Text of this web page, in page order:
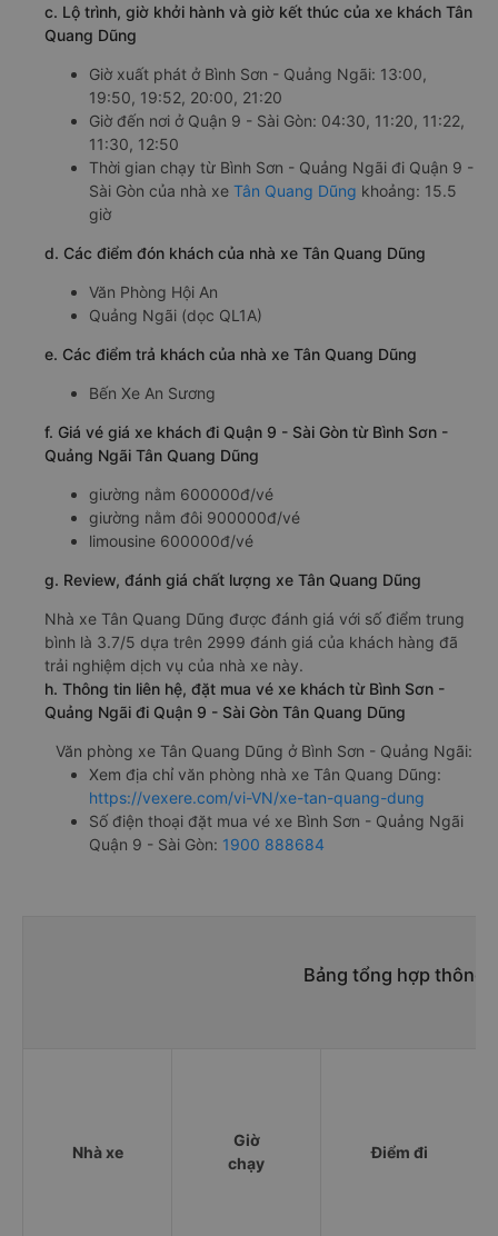
c. Lộ trình, giờ khởi hành và giờ kết thúc của xe khách Tân
Quang Dũng
Giờ xuất phát ở Bình Sơn - Quảng Ngãi: 13:00,
19:50, 19:52, 20:00, 21:20
Giờ đến nơi ở Quận 9 - Sài Gòn: 04:30, 11:20, 11:22,
11:30, 12:50
Thời gian chạy từ Bình Sơn - Quảng Ngãi đi Quận 9 -
Sài Gòn của nhà xe Tân Quang Dũng khoảng: 15.5
giờ
d. Các điểm đón khách của nhà xe Tân Quang Dũng
Văn Phòng Hội An
Quảng Ngãi (dọc QL1A)
e. Các điểm trả khách của nhà xe Tân Quang Dũng
Bến Xe An Sương
f. Giá vé giá xe khách đi Quận 9 - Sài Gòn từ Bình Sơn -
Quảng Ngãi Tân Quang Dũng
giường nằm 600000đ/vé
giường nằm đôi 900000đ/vé
limousine 600000đ/vé
g. Review, đánh giá chất lượng xe Tân Quang Dũng
Nhà xe Tân Quang Dũng được đánh giá với số điểm trung
bình là 3.7/5 dựa trên 2999 đánh giá của khách hàng đã
trải nghiệm dịch vụ của nhà xe này.
h. Thông tin liên hệ, đặt mua vé xe khách từ Bình Sơn -
Quảng Ngãi đi Quận 9 - Sài Gòn Tân Quang Dũng
Văn phòng xe Tân Quang Dũng ở Bình Sơn - Quảng Ngãi:
Xem địa chỉ văn phòng nhà xe Tân Quang Dũng:
https://vexere.com/vi-VN/xe-tan-quang-dung
Số điện thoại đặt mua vé xe Bình Sơn - Quảng Ngãi
Quận 9 - Sài Gòn: 1900 888684
Bảng tổng hợp thông
Nhà xe
Giờ
chạy
Điểm đi